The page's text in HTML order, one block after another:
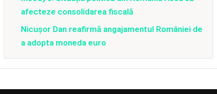
afecteze consolidarea fiscală
Nicușor Dan reafirmă angajamentul României de
a adopta moneda euro